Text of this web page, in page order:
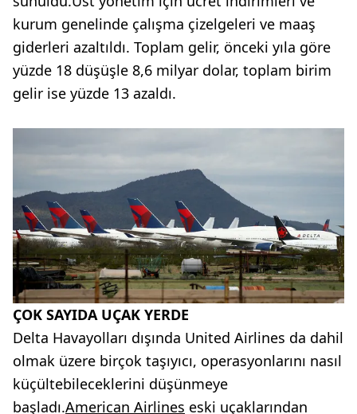
kurum genelinde çalışma çizelgeleri ve maaş
giderleri azaltıldı. Toplam gelir, önceki yıla göre
yüzde 18 düşüşle 8,6 milyar dolar, toplam birim
gelir ise yüzde 13 azaldı.
ÇOK SAYIDA UÇAK YERDE
Delta Havayolları dışında United Airlines da dahil
olmak üzere birçok taşıyıcı, operasyonlarını nasıl
küçültebileceklerini düşünmeye
başladı.American Airlines eski uçaklarından